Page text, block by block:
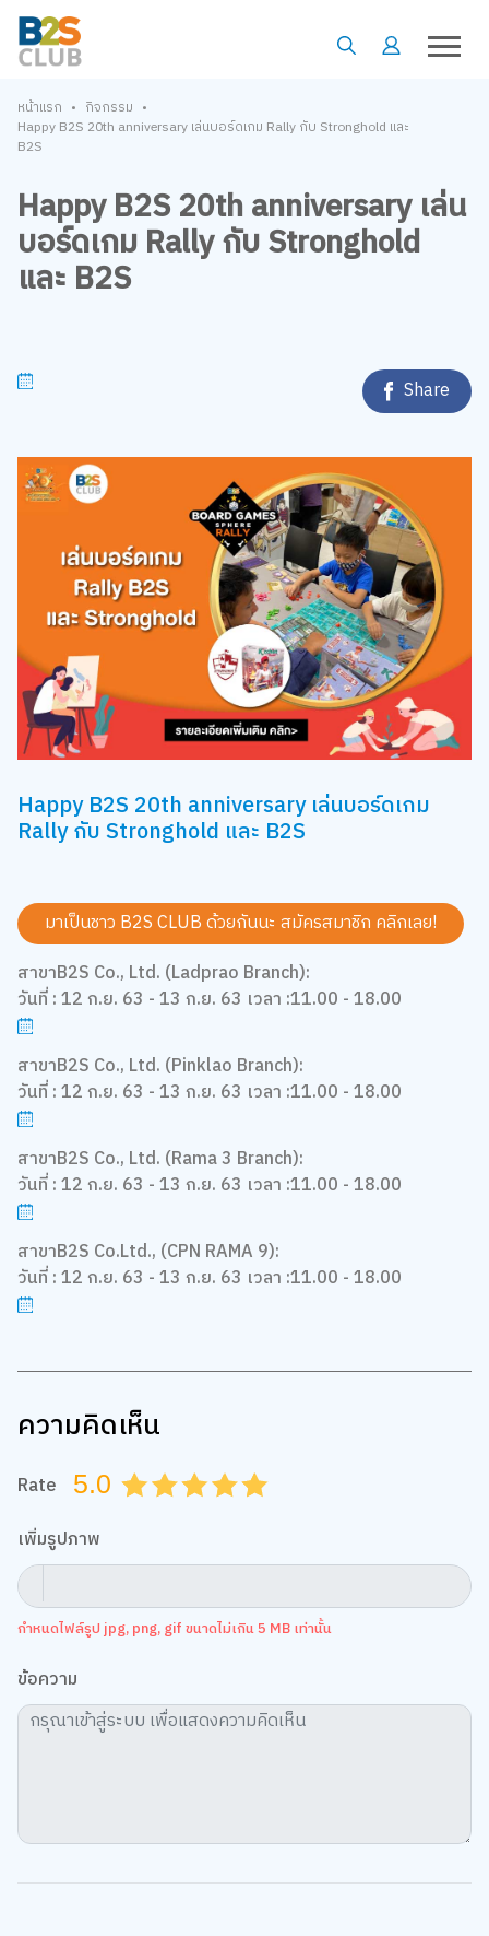
หน้าแรก • กิจกรรม •
Happy B2S 20th anniversary เล่นบอร์ดเกม Rally กับ Stronghold และ
B2S
Happy B2S 20th anniversary เล่น
บอร์ดเกม Rally กับ Stronghold
และ B2S
Share
Happy B2S 20th anniversary เล่นบอร์ดเกม
Rally กับ Stronghold และ B2S
มาเป็นชาว B2S CLUB ด้วยกันนะ สมัครสมาชิก คลิกเลย!
สาขาB2S Co., Ltd. (Ladprao Branch):
วันที่ : 12 ก.ย. 63 - 13 ก.ย. 63 เวลา :11.00 - 18.00
สาขาB2S Co., Ltd. (Pinklao Branch):
วันที่ : 12 ก.ย. 63 - 13 ก.ย. 63 เวลา :11.00 - 18.00
สาขาB2S Co., Ltd. (Rama 3 Branch):
วันที่ : 12 ก.ย. 63 - 13 ก.ย. 63 เวลา :11.00 - 18.00
สาขาB2S Co.Ltd., (CPN RAMA 9):
วันที่ : 12 ก.ย. 63 - 13 ก.ย. 63 เวลา :11.00 - 18.00
ความคิดเห็น
Rate 5.0 4.5
4.0
3.5
3.0
2.5
2.0
1.5
1.0
0.5
เพิ่มรูปภาพ
กำหนดไฟล์รูป jpg, png, gif ขนาดไม่เกิน 5 MB เท่านั้น
ข้อความ